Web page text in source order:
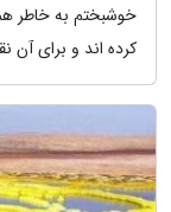
خوشبختم به خاطر
کرده اند و برای